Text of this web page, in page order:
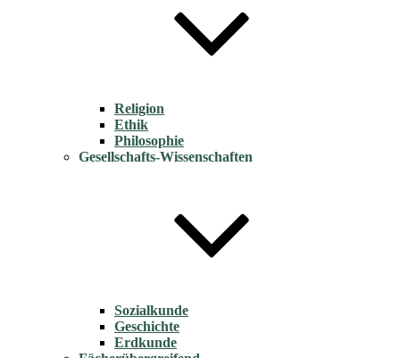
Religion
Ethik
Philosophie
Gesellschafts-Wissenschaften
Sozialkunde
Geschichte
Erdkunde